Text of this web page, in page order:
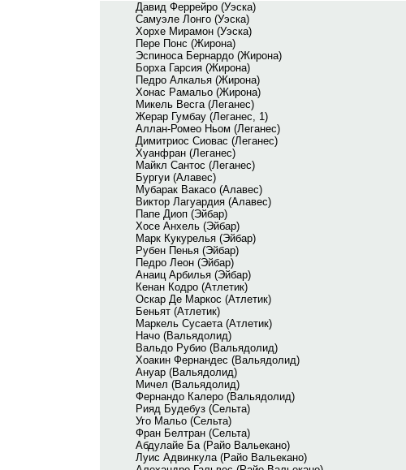
Давид Феррейро (Уэска)
Самуэле Лонго (Уэска)
Хорхе Мирамон (Уэска)
Пере Понс (Жирона)
Эспиноса Бернардо (Жирона)
Борха Гарсия (Жирона)
Педро Алкалья (Жирона)
Хонас Рамальо (Жирона)
Микель Весга (Леганес)
Жерар Гумбау (Леганес, 1)
Аллан-Ромео Ньом (Леганес)
Димитриос Сиовас (Леганес)
Хуанфран (Леганес)
Майкл Сантос (Леганес)
Бургуи (Алавес)
Мубарак Вакасо (Алавес)
Виктор Лагуардия (Алавес)
Папе Диоп (Эйбар)
Хосе Анхель (Эйбар)
Марк Кукурелья (Эйбар)
Рубен Пенья (Эйбар)
Педро Леон (Эйбар)
Анаиц Арбилья (Эйбар)
Кенан Кодро (Атлетик)
Оскар Де Маркос (Атлетик)
Беньят (Атлетик)
Маркель Сусаета (Атлетик)
Начо (Вальядолид)
Вальдо Рубио (Вальядолид)
Хоакин Фернандес (Вальядолид)
Ануар (Вальядолид)
Мичел (Вальядолид)
Фернандо Калеро (Вальядолид)
Рияд Будебуз (Сельта)
Уго Мальо (Сельта)
Фран Белтран (Сельта)
Абдулайе Ба (Райо Вальекано)
Луис Адвинкула (Райо Вальекано)